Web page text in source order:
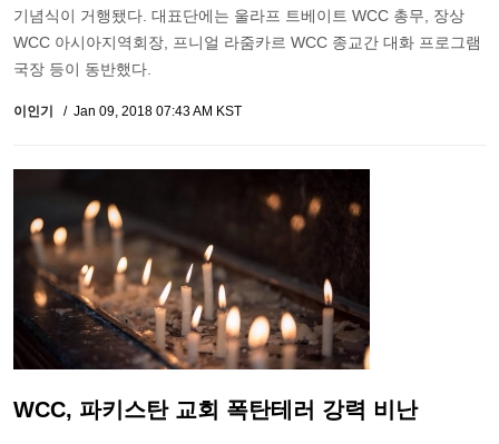
기념식이 거행됐다. 대표단에는 울라프 트베이트 WCC 총무, 장상
WCC 아시아지역회장, 프니얼 라줌카르 WCC 종교간 대화 프로그램
국장 등이 동반했다.
이인기 Jan 09, 2018 07:43 AM KST
WCC, 파키스탄 교회 폭탄테러 강력 비난